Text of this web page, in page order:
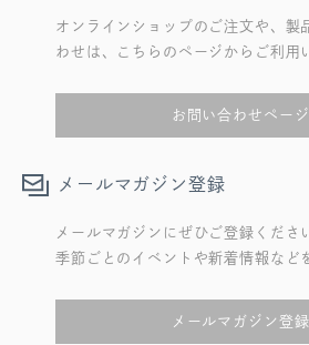
オンラインショップのご注文や、製
わせは、こちらのページからご利用
お問い合わせペー
メールマガジン登録
メールマガジンにぜひご登録くださ
季節ごとのイベントや新着情報など
メールマガジン登